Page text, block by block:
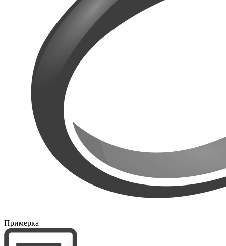
Примерка